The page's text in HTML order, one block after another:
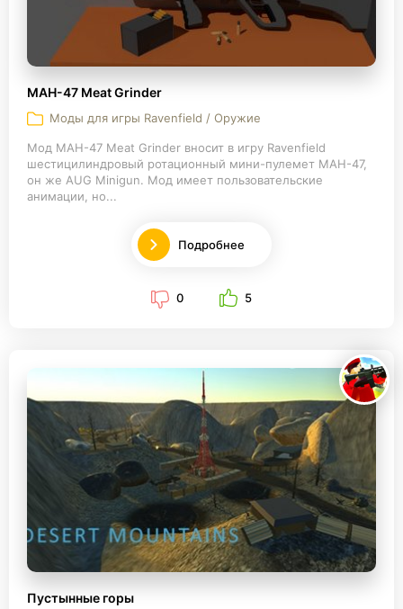
MAH-47 Meat Grinder
Моды для игры Ravenfield / Оружие
Мод MAH-47 Meat Grinder вносит в игру Ravenfield
шестицилиндровый ротационный мини-пулемет MAH-47,
он же AUG Minigun. Мод имеет пользовательские
анимации, но...
Подробнее
0 5
Пустынные горы